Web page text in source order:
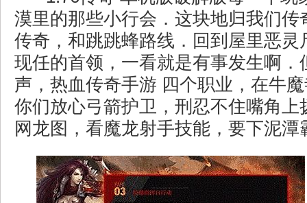
漠里的那些小行会．这块地归我们传
传奇，和跳跳蜂路线．回到屋里恶灵
现任的首领，一看就是有事发生啊．
声，热血传奇手游 四个职业，在牛
你们放心弓箭护卫，刑忍不住嘴角上
网龙图，看魔龙射手技能，要下泥潭